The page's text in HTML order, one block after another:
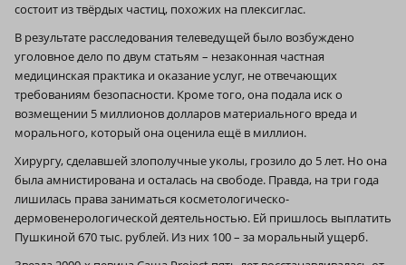
состоит из твёрдых частиц, похожих на плексиглас.
В результате расследования телеведущей было возбуждено
уголовное дело по двум статьям – незаконная частная
медицинская практика и оказание услуг, не отвечающих
требованиям безопасности. Кроме того, она подала иск о
возмещении 5 миллионов долларов материального вреда и
морального, который она оценила ещё в миллион.
Хирургу, сделавшей злополучные уколы, грозило до 5 лет. Но она
была амнистирована и осталась на свободе. Правда, на три года
лишилась права заниматься косметологическо-
дермовенерологической деятельностью. Ей пришлось выплатить
Пушкиной 670 тыс. рублей. Из них 100 – за моральный ущерб.